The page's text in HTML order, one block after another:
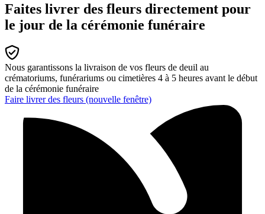
Faites livrer des fleurs directement pour
le jour de la cérémonie funéraire
Nous garantissons la livraison de vos fleurs de deuil au
crématoriums, funérariums ou cimetières 4 à 5 heures avant le début
de la cérémonie funéraire
Faire livrer des fleurs (nouvelle fenêtre)